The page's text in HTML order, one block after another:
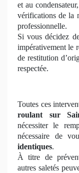
et au
vérifications de la
professionnelle.
Si vous décidez
impérativement le
de restitution
respectée.
Toutes ces
roulant
sur
nécessiter le
nécessaire de
identiques.
À titre de
autres saletés